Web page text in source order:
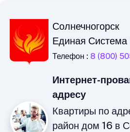
Солнечногорск
Единая
Телефон : 8 (800)
Интернет-
адресу
Квартиры по
район дом 16 в